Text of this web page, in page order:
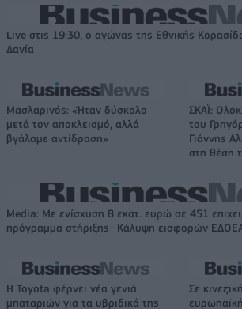
Live στις 19:30, ο αγώνας της Εθνικής
Δανία
Μασλαρινός: «Ήταν δύσκολο
μετά τον αποκλεισμό, αλλά
βγάλαμε αντίδραση»
ΣΚΑΪ:
του
Γιάννης
στη θέση
Media: Με ενίσχυση 8 εκατ. ευρώ σε 451
πρόγραμμα στήριξης- Κάλυψη εισφορών
Η Toyota φέρνει νέα γενιά
μπαταριών για τα υβριδικά της
Σε
ευρωπαϊκή